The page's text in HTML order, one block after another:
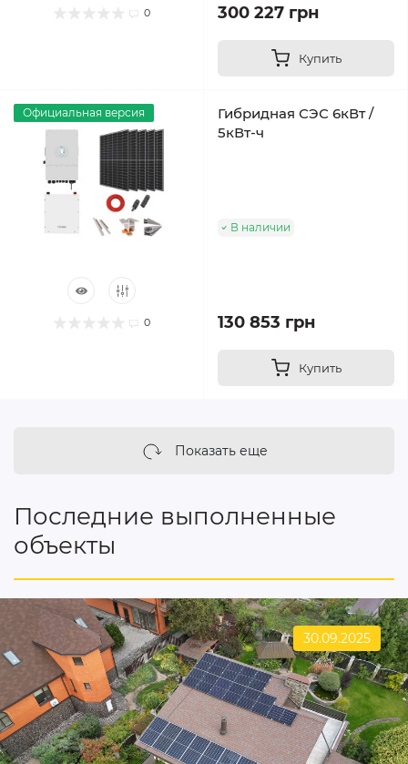
0 300 227 грн
Купить
Официальная версия
0
Гибридная СЭС 6кВт /
5кВт-ч
В наличии
130 853 грн
Купить
Показать еще
Последние выполненные
объекты
30.09.2025